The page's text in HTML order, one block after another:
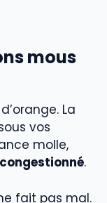
mous
La
vos
molle,
.
fait pas mal.